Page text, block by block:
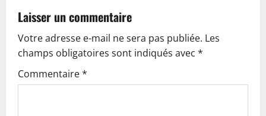
v
i
g
Laisser un commentaire
Votre adresse e-mail ne sera pas publiée. Les
champs obligatoires sont indiqués avec *
Commentaire*